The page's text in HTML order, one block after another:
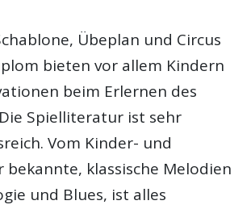
Übeplan und Circus
bieten vor allem Kindern
beim Erlernen des
Spielliteratur ist sehr
Vom Kinder- und
bekannte, klassische Melodien
und Blues, ist alles